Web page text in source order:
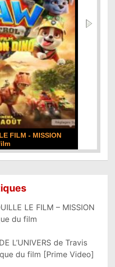
FILM - MISSION
LE FILM – MISSION
du film
L’UNIVERS de Travis
du film [Prime Video]